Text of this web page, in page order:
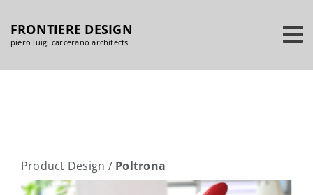
contenuto
FRONTIERE DESIGN
piero luigi carcerano architects
Product Design / Poltrona